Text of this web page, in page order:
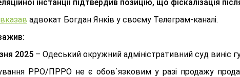
інстанції підтвердив позицію, що фіскалізація
вказав адвокат Богдан Янків у своєму Телеграм-каналі.
2025 – Одеський окружний адміністративний суд виніс
РРО/ПРРО не є обов`язковим у разі продажу